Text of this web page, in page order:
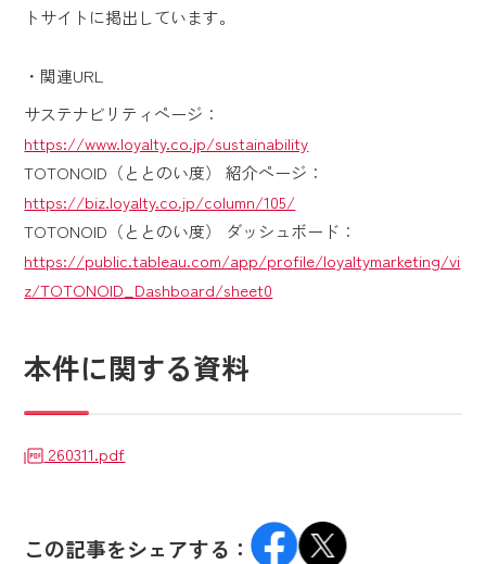
トサイトに掲出しています。
・関連URL
サステナビリティページ：
https://www.loyalty.co.jp/sustainability
TOTONOID（ととのい度） 紹介ページ：
https://biz.loyalty.co.jp/column/105/
TOTONOID（ととのい度） ダッシュボード：
https://public.tableau.com/app/profile/loyaltymarketing/vi
z/TOTONOID_Dashboard/sheet0
本件に関する資料
260311.pdf
この記事をシェアする：